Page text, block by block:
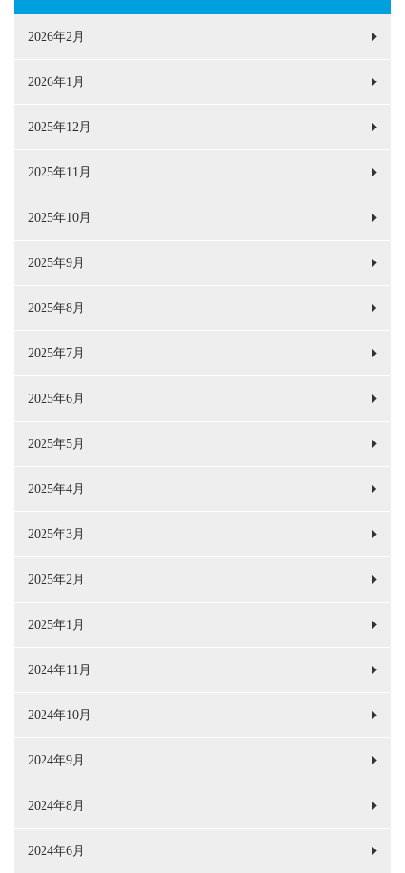
2026年2月
2026年1月
2025年12月
2025年11月
2025年10月
2025年9月
2025年8月
2025年7月
2025年6月
2025年5月
2025年4月
2025年3月
2025年2月
2025年1月
2024年11月
2024年10月
2024年9月
2024年8月
2024年6月